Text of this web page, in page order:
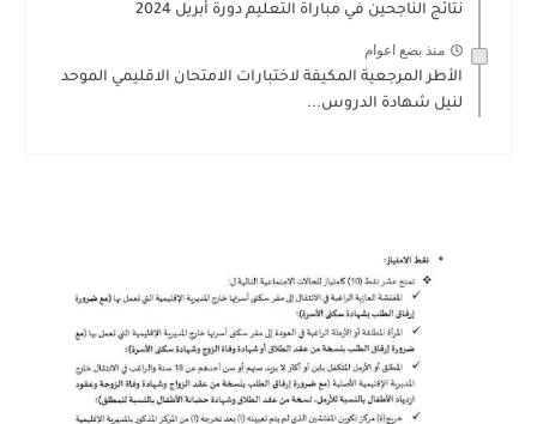
نتائج الناجحين في مباراة التعليم دورة أبريل 2024
منذ بضع اعوام
الأطر المرجعية المكيفة لاختبارات الامتحان الاقليمي الموحد
لنيل شهادة الدروس...